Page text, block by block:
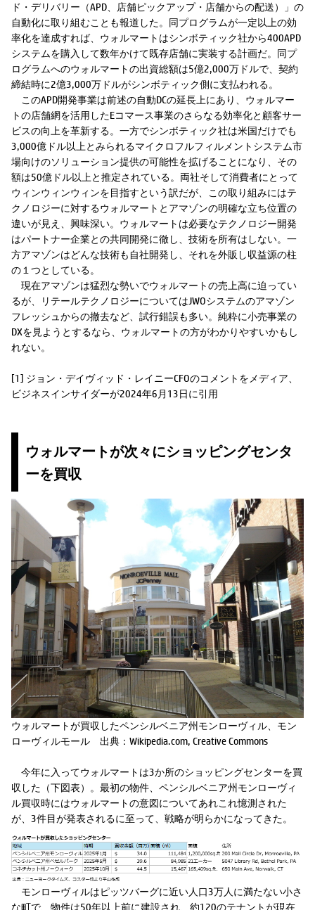
ド・デリバリー（APD、店舗ピックアップ・店舗からの配送）」の
自動化に取り組むことも報道した。同プログラムが一定以上の効
率化を達成すれば、ウォルマートはシンボティック社から400APD
システムを購入して数年かけて既存店舗に実装する計画だ。同プ
ログラムへのウォルマートの出資総額は5億2,000万ドルで、契約
締結時に2億3,000万ドルがシンボティック側に支払われる。
このAPD開発事業は前述の自動DCの延長上にあり、ウォルマー
トの店舗網を活用したEコマース事業のさらなる効率化と顧客サー
ビスの向上を革新する。一方でシンボティック社は米国だけでも
3,000億ドル以上とみられるマイクロフルフィルメントシステム市
場向けのソリューション提供の可能性を拡げることになり、その
額は50億ドル以上と推定されている。両社そして消費者にとって
ウィンウィンウィンを目指すという訳だが、この取り組みにはテ
クノロジーに対するウォルマートとアマゾンの明確な立ち位置の
違いが見え、興味深い。ウォルマートは必要なテクノロジー開発
はパートナー企業との共同開発に徹し、技術を所有はしない。一
方アマゾンはどんな技術も自社開発し、それを外販し収益源の柱
の１つとしている。
現在アマゾンは猛烈な勢いでウォルマートの売上高に迫ってい
るが、リテールテクノロジーについてはJWOシステムのアマゾン
フレッシュからの撤去など、試行錯誤も多い。純粋に小売事業の
DXを見ようとするなら、ウォルマートの方がわかりやすいかもし
れない。
[1] ジョン・デイヴィッド・レイニーCFOのコメントをメディア、
ビジネスインサイダーが2024年6月13日に引用
ウォルマートが次々にショッピングセンタ
ーを買収
ウォルマートが買収したペンシルベニア州モンローヴィル、モン
ローヴィルモール 出典：Wikipedia.com, Creative Commons
Play
Video
Play
Video
Play
Video
今年に入ってウォルマートは3か所のショッピングセンターを買
収した（下図表）。最初の物件、ペンシルベニア州モンローヴィ
ル買収時にはウォルマートの意図についてあれこれ憶測された
が、3件目が発表されるに至って、戦略が明らかになってきた。
モンローヴィルはピッツバーグに近い人口3万人に満たない小さ
な町で、物件は50年以上前に建設され、約120のテナントが現在